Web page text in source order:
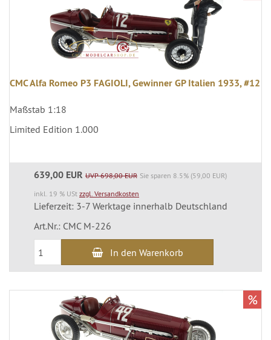
CMC Alfa Romeo P3 FAGIOLI, Gewinner GP Italien 1933, #12
Maßstab 1:18
Limited Edition 1.000
639,00 EUR UVP 698,00 EUR Sie sparen 8.5% (59,00 EUR)
inkl. 19 % USt zzgl. Versandkosten
Lieferzeit: 3-7 Werktage innerhalb Deutschland
Art.Nr.: CMC M-226
In den Warenkorb
%